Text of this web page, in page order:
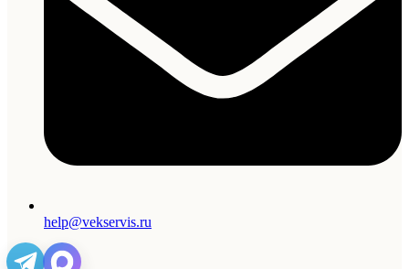
help@vekservis.ru